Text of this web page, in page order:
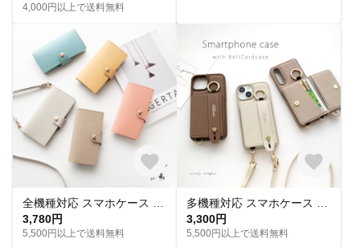
4,000円以上で送料無料
3,780円
5,500円以上で送料無料
3,300円
5,500円以上で送料無料